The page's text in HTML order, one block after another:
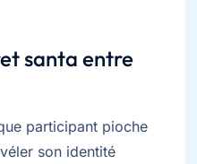
santa entre
participant pioche
son identité